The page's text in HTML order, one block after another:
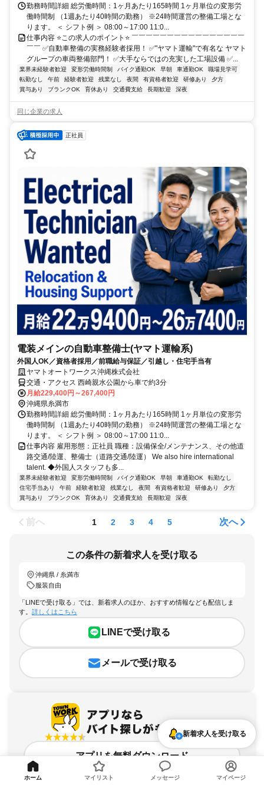
勤務時間詳細 総労働時間：1ヶ月あたり165時間 1ヶ月単位の変形労
働時間制 （1週あたり40時間の勤務） ※24時間運営の整備工場とな
ります。 ＜ シフト例 ＞ 08:00～17:00 11:0...
仕事内容 ⭐この求人のポイント⭐ ￣￣￣￣￣￣￣￣￣￣￣￣￣￣￣￣
￣￣ ✅自動車整備の実務経験者採用！ ✅"ヤマト運輸"で有名な ヤマト
グループの車両整備部門！ ✅大手ならではの充実した工場設備 ✅...
業界未経験者歓迎 変形労働時間制 バイク通勤OK 早朝 車通勤OK
職場見学可
転勤なし
午前 経験者歓迎 残業なし 夜間 有資格者歓迎 研修あり
夕方
賞与あり
ブランクOK 育休あり 交通費支給 長期歓迎 深夜
同じ企業の求人
正社員
電装メインの自動車整備士(ヤマト運輸系)
外国人OK／資格者採用／前職給与保証／引越し・住宅手当有
ヤマトオートワークス沖縄株式会社
交通・アクセス 西崎親水公園から車で約3分
月給229,400円～267,400円
沖縄県糸満市
勤務時間詳細 総労働時間：1ヶ月あたり165時間 1ヶ月単位の変形労
働時間制 （1週あたり40時間の勤務） ※24時間運営の整備工場とな
ります。 ＜ シフト例 ＞ 08:00～17:00 11:0...
仕事内容 雇用形態：正社員 職種：設備保全/メンテナンス、その他道
路交通/陸運、整備士（道路交通/陸運） We also hire international
talent. ◆外国人スタッフも多...
業界未経験者歓迎 変形労働時間制 バイク通勤OK 早朝 車通勤OK
転勤なし
住宅手当あり
午前 経験者歓迎 残業なし 夜間 有資格者歓迎 研修あり
夕方
賞与あり
ブランクOK 育休あり 交通費支給 長期歓迎 深夜
前へ 1 2 3 4 5 次へ
この条件の新着求人を受け取る
沖縄県 / 糸満市
服装自由
「LINEで受け取る」では、新着求人のほか、おすすめ情報なども配信しま
す。 詳しくはこちら
LINEで受け取る
メールで受け取る
アプリを無料ダウンロード
新着求人を受け取る
ホーム マイリスト メッセージ マイページ